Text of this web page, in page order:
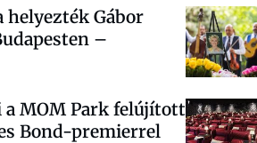
Gábor
–
a MOM Park felújított
Bond-premierrel